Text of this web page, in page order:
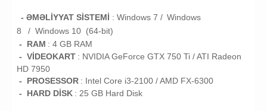
- ƏMƏLİYYAT SİSTEMİ : Windows 7 / Windows
8
/ Windows 10 (64-bit)
- RAM : 4 GB RAM
- VİDEOKART : NVIDIA GeForce GTX 750 Ti / ATI Radeon
HD 7950
- PROSESSOR : Intel Core i3-2100 / AMD FX-6300
- HARD DİSK : 25 GB Hard Disk